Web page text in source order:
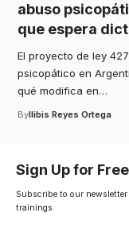
abuso
que espera
El proyecto de ley
psicopático en
qué modifica en…
ByIlibis Reyes Ortega
Sign Up for Free
Subscribe to our
trainings.